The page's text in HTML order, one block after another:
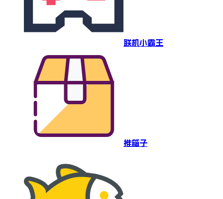
联机小霸王
推箱子